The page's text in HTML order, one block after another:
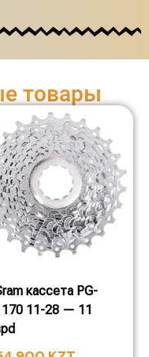
товары
кассета PG-
11-28 — 11